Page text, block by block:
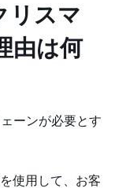
リスマ
由は何
ーンが必要とす
使用して、お客